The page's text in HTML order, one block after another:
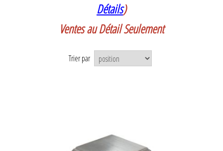
Détails)
Ventes au Détail Seulement
Trier par